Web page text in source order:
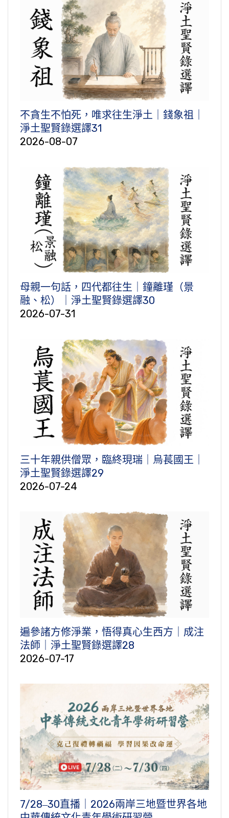
不貪生不怕死，唯求往生淨土｜錢象祖｜
淨土聖賢錄選譯31
2026-08-07
母親一句話，四代都往生｜鐘離瑾（景
融、松）｜淨土聖賢錄選譯30
2026-07-31
三十年親供僧眾，臨終現瑞｜烏萇國王｜
淨土聖賢錄選譯29
2026-07-24
遍參諸方修淨業，悟得真心生西方｜成注
法師｜淨土聖賢錄選譯28
2026-07-17
7/28‒30直播｜2026兩岸三地暨世界各地